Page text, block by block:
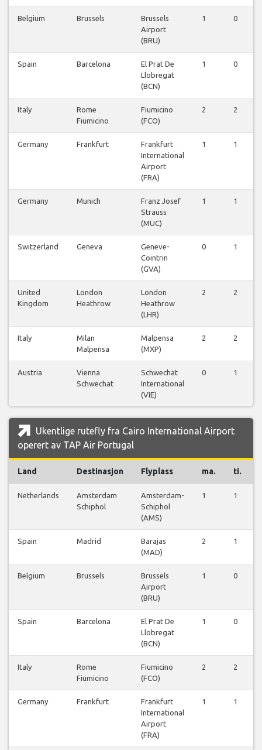
Belgium Brussels
Brussels
Airport
(BRU)
1 0
Spain Barcelona
El Prat De
Llobregat
(BCN)
1 0
Italy
Rome
Fiumicino
Fiumicino
(FCO)
2 2
Germany Frankfurt
Frankfurt
International
Airport
(FRA)
1 1
Germany Munich
Franz Josef
Strauss
(MUC)
1 1
Switzerland Geneva
Geneve-
Cointrin
(GVA)
0 1
United
Kingdom
London
Heathrow
London
Heathrow
(LHR)
2 2
Italy
Milan
Malpensa
Malpensa
(MXP)
2 2
Austria
Vienna
Schwechat
Schwechat
International
(VIE)
0 1
Ukentlige rutefly fra Cairo International Airport
operert av TAP Air Portugal
Land Destinasjon Flyplass ma. ti.
Netherlands
Amsterdam
Schiphol
Amsterdam-
Schiphol
(AMS)
1 1
Spain Madrid
Barajas
(MAD)
2 1
Belgium Brussels
Brussels
Airport
(BRU)
1 0
Spain Barcelona
El Prat De
Llobregat
(BCN)
1 0
Italy
Rome
Fiumicino
Fiumicino
(FCO)
2 2
Germany Frankfurt
Frankfurt
International
Airport
(FRA)
1 1